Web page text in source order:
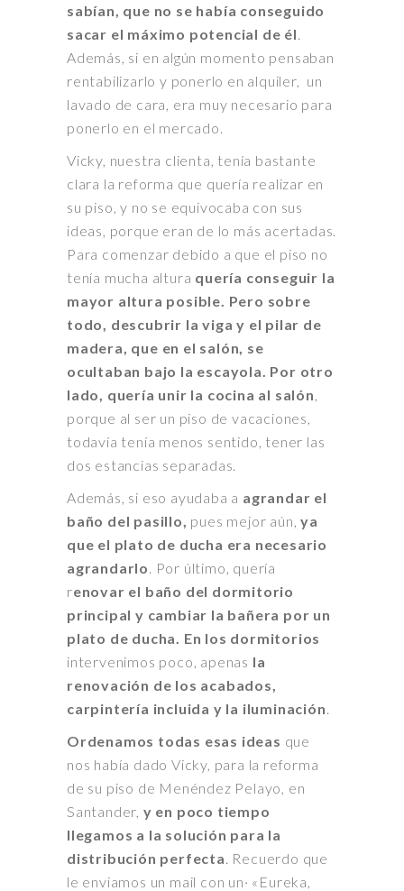
sabían, que no se había conseguido
sacar el máximo potencial de él
Además, si en algún momento pensaban
rentabilizarlo y ponerlo en alquiler, un
lavado de cara, era muy necesario para
ponerlo en el mercado.
Vicky, nuestra clienta, tenía bastante
clara la reforma que quería realizar en
su piso, y no se equivocaba con sus
ideas, porque eran de lo más acertadas.
Para comenzar debido a que el piso no
tenía mucha altura quería conseguir la
mayor altura posible. Pero sobre
todo, descubrir la viga y el pilar de
madera, que en el salón, se
ocultaban bajo la escayola. Por otro
lado, quería unir la cocina al salón
porque al ser un piso de vacaciones,
todavía tenía menos sentido, tener las
dos estancias separadas.
Además, si eso ayudaba a agrandar el
baño del pasillo, pues mejor aún,ya
que el plato de ducha era necesario
agrandarlo
. Por último, quería
renovar el baño del dormitorio
principal y cambiar la bañera por un
plato de ducha. En los dormitorios
intervenimos poco, apenas la
renovación de los acabados,
carpintería incluida y la iluminación
Ordenamos todas esas ideas que
nos había dado Vicky, para la reforma
de su piso de Menéndez Pelayo, en
Santander, y en poco tiempo
llegamos a la solución para la
distribución perfecta . Recuerdo que
le enviamos un mail con un· «Eureka,